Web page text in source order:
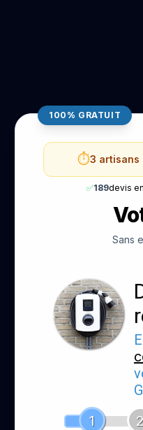
100% GRATUIT
⏱️3 artisans
✅189devis
Sans
1
2